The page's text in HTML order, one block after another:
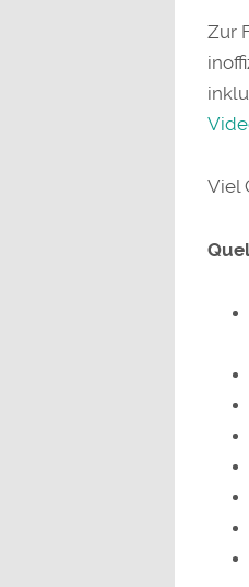
Zur
Viel